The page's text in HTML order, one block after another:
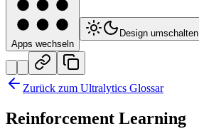
Apps wechseln
Design umschalten
Zurück zum Ultralytics Glossar
Reinforcement Learning